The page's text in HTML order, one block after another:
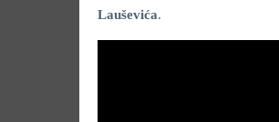
Lauševića.